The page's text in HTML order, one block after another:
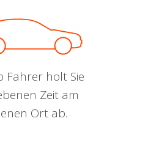
Fahrer holt Sie
Zeit am
Ort ab.